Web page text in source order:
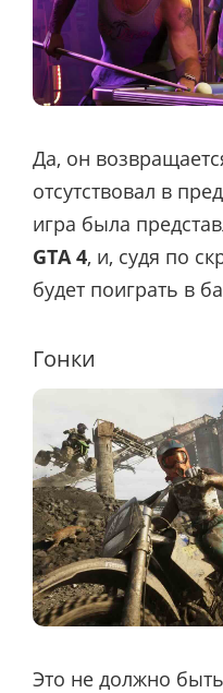
Да, он
отсутствовал в
игра была
GTA 4, и, судя по
будет поиграть в
Гонки
Это не должно